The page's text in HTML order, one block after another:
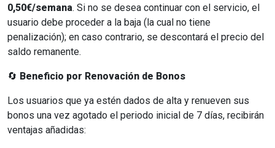
0,50€/semana. Si no se desea continuar con el servicio, el
usuario debe proceder a la baja (la cual no tiene
penalización); en caso contrario, se descontará el precio del
saldo remanente.
🔄 Beneficio por Renovación de Bonos
Los usuarios que ya estén dados de alta y renueven sus
bonos una vez agotado el periodo inicial de 7 días, recibirán
ventajas añadidas: